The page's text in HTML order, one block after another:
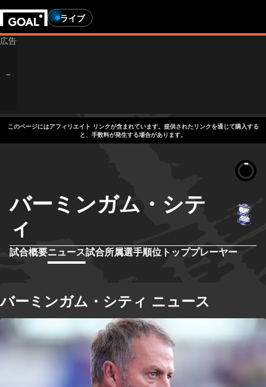
ライブ
このページにはアフィリエイト リンクが含まれています。提供されたリンクを通じて購入する
と、手数料が発生する場合があります。
バーミンガム・シテ
ィ
試合概要ニュース試合所属選手順位 トッププレーヤー
バーミンガム・シティ ニュース